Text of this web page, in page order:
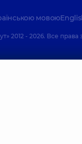
мовою
2012 - 2026. Все